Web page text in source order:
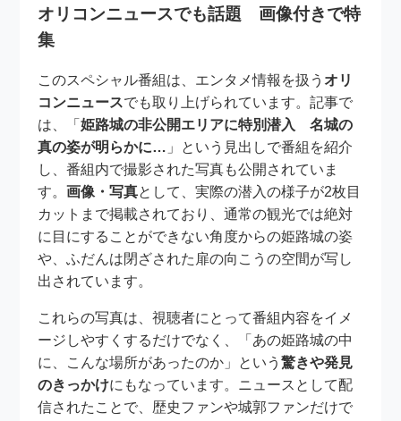
オリコンニュースでも話題 画像付きで特
集
このスペシャル番組は、エンタメ情報を扱う オリ
コンニュースでも取り上げられています。記事で
は、「姫路城の非公開エリアに特別潜入 名城の
真の姿が明らかに… 」という見出しで番組を紹介
し、番組内で撮影された写真も公開されていま
す。画像・写真として、実際の潜入の様子が2枚目
カットまで掲載されており、通常の観光では絶対
に目にすることができない角度からの姫路城の姿
や、ふだんは閉ざされた扉の向こうの空間が写し
出されています。
これらの写真は、視聴者にとって番組内容をイメ
ージしやすくするだけでなく、「あの姫路城の中
に、こんな場所があったのか」という驚きや発見
のきっかけにもなっています。ニュースとして配
信されたことで、歴史ファンや城郭ファンだけで